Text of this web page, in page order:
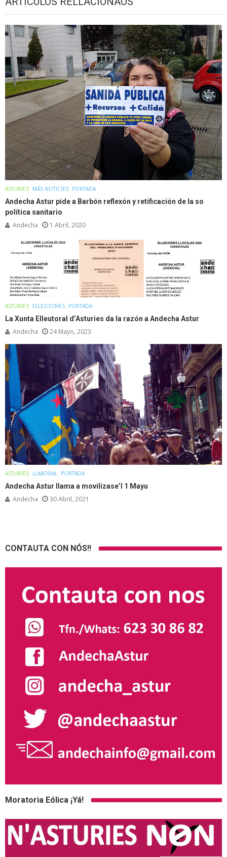
ASTURIES MÁS NOTICIES PORTADA
Andecha Astur pide a Barbón reflexón y retificación de la so
política sanitario
Andecha 1 Abril, 2020
ASTURIES ELLEICIONES PORTADA
La Xunta Elleutoral d’Asturies da la razón a Andecha Astur
Andecha 24 Mayo, 2023
ASTURIES LLABORAL PORTADA
Andecha Astur llama a movilizase’l 1 Mayu
Andecha 30 Abril, 2021
CONTAUTA CON NÓS!!
Moratoria Eólica ¡Yá!